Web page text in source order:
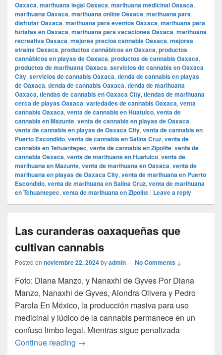
Oaxaca, marihuana legal Oaxaca, marihuana medicinal Oaxaca,
marihuana Oaxaca, marihuana online Oaxaca, marihuana para
disfrutar Oaxaca, marihuana para eventos Oaxaca, marihuana para
turistas en Oaxaca, marihuana para vacaciones Oaxaca, marihuana
recreativa Oaxaca, mejores precios cannabis Oaxaca, mejores
strains Oaxaca, productos cannábicos en Oaxaca, productos
cannábicos en playas de Oaxaca, productos de cannabis Oaxaca,
productos de marihuana Oaxaca, servicios de cannabis en Oaxaca
City, servicios de cannabis Oaxaca, tienda de cannabis en playas
de Oaxaca, tienda de cannabis Oaxaca, tienda de marihuana
Oaxaca, tiendas de cannabis en Oaxaca City, tiendas de marihuana
cerca de playas Oaxaca, variedades de cannabis Oaxaca, venta
cannabis Oaxaca, venta de cannabis en Huatulco, venta de
cannabis en Mazunte, venta de cannabis en playas de Oaxaca,
venta de cannabis en playas de Oaxaca City, venta de cannabis en
Puerto Escondido, venta de cannabis en Salina Cruz, venta de
cannabis en Tehuantepec, venta de cannabis en Zipolite, venta de
cannabis Oaxaca, venta de marihuana en Huatulco, venta de
marihuana en Mazunte, venta de marihuana en Oaxaca, venta de
marihuana en playas de Oaxaca City, venta de marihuana en Puerto
Escondido, venta de marihuana en Salina Cruz, venta de marihuana
en Tehuantepec, venta de marihuana en Zipolite | Leave a reply
Las curanderas oaxaqueñas que
cultivan cannabis
Posted on noviembre 22, 2024byadmin—No Comments ↓
Foto: Diana Manzo, y Nanaxhi de Gyves Por Diana
Manzo, Nanaxhi de Gyves, Alondra Olivera y Pedro
Parola En México, la producción masiva para uso
medicinal y lúdico de la cannabis permanece en un
confuso limbo legal. Mientras sigue penalizada
Continue reading Las curanderas oaxaqueñas que
→